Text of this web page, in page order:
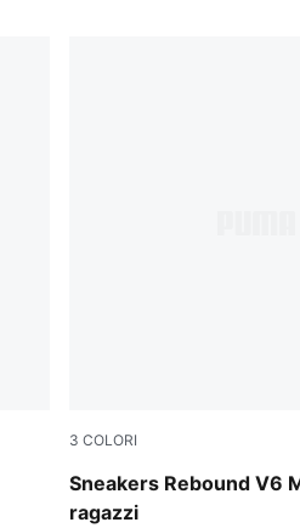
3 COLORI
Sneakers Rebound V6
ragazzi
PUMA White-PUMA